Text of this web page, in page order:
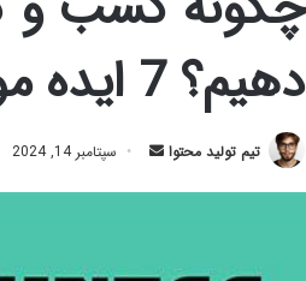
دهیم؟ 7 ایده موثر
تیم تولید محتوا
ارسال سپتامبر 14, 2024